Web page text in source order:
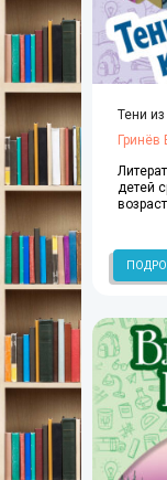
Тени
Гринёв
детей